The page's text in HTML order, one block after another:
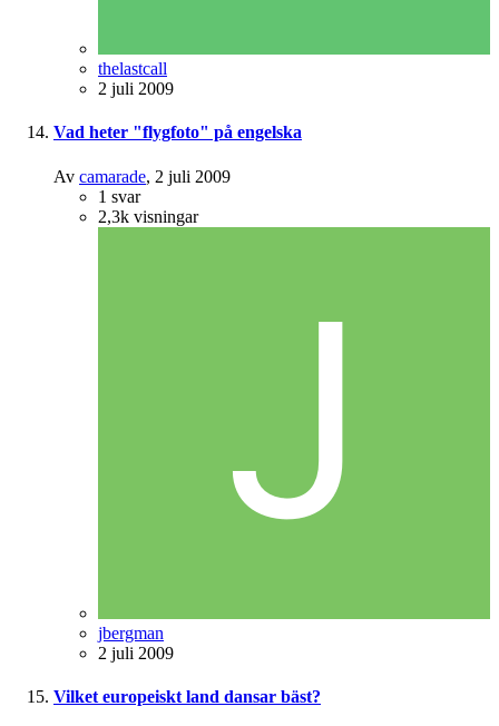
thelastcall
2 juli 2009
Vad heter "flygfoto" på engelska
Av camarade, 2 juli 2009
1 svar
2,3k visningar
jbergman
2 juli 2009
Vilket europeiskt land dansar bäst?